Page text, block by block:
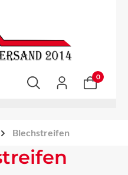
0
Blechstreifen